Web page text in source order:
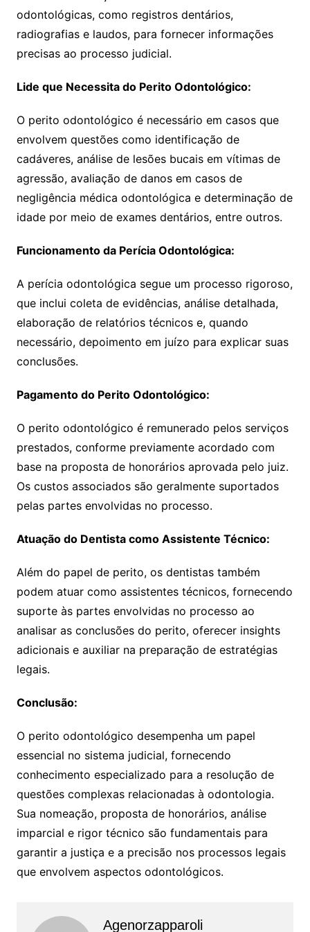
odontológicas, como registros dentários,
radiografias e laudos, para fornecer informações
precisas ao processo judicial.
Lide que Necessita do Perito Odontológico:
O perito odontológico é necessário em casos que
envolvem questões como identificação de
cadáveres, análise de lesões bucais em vítimas de
agressão, avaliação de danos em casos de
negligência médica odontológica e determinação de
idade por meio de exames dentários, entre outros.
Funcionamento da Perícia Odontológica:
A perícia odontológica segue um processo rigoroso,
que inclui coleta de evidências, análise detalhada,
elaboração de relatórios técnicos e, quando
necessário, depoimento em juízo para explicar suas
conclusões.
Pagamento do Perito Odontológico:
O perito odontológico é remunerado pelos serviços
prestados, conforme previamente acordado com
base na proposta de honorários aprovada pelo juiz.
Os custos associados são geralmente suportados
pelas partes envolvidas no processo.
Atuação do Dentista como Assistente Técnico:
Além do papel de perito, os dentistas também
podem atuar como assistentes técnicos, fornecendo
suporte às partes envolvidas no processo ao
analisar as conclusões do perito, oferecer insights
adicionais e auxiliar na preparação de estratégias
legais.
Conclusão:
O perito odontológico desempenha um papel
essencial no sistema judicial, fornecendo
conhecimento especializado para a resolução de
questões complexas relacionadas à odontologia.
Sua nomeação, proposta de honorários, análise
imparcial e rigor técnico são fundamentais para
garantir a justiça e a precisão nos processos legais
que envolvem aspectos odontológicos.
Agenorzapparoli